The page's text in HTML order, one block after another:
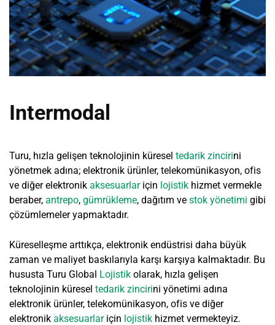
Intermodal
Turu, hızla gelişen teknolojinin küresel tedarik zincirini
yönetmek adına; elektronik ürünler, telekomünikasyon, ofis
ve diğer elektronik aksesuarlariçin lojistik hizmet vermekle
beraber, antrepo, gümrükleme, dağıtım ve stok yönetimi gibi
çözümlemeler yapmaktadır.
Küreselleşme arttıkça, elektronik endüstrisi daha büyük
zaman ve maliyet baskılarıyla karşı karşıya kalmaktadır. Bu
hususta Turu Global Lojistik olarak, hızla gelişen
teknolojinin küresel tedarik zincirini yönetimi adına
elektronik ürünler, telekomünikasyon, ofis ve diğer
elektronik aksesuarlariçin lojistik hizmet vermekteyiz.